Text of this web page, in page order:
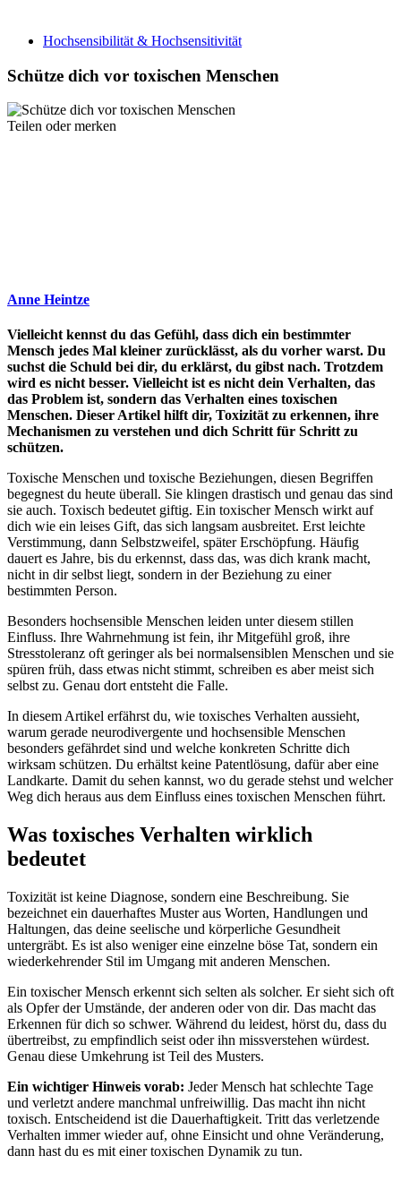
Hochsensibilität & Hochsensitivität
Schütze dich vor toxischen Menschen
Teilen oder merken
Anne Heintze
Vielleicht kennst du das Gefühl, dass dich ein bestimmter
Mensch jedes Mal kleiner zurücklässt, als du vorher warst. Du
suchst die Schuld bei dir, du erklärst, du gibst nach. Trotzdem
wird es nicht besser. Vielleicht ist es nicht dein Verhalten, das
das Problem ist, sondern das Verhalten eines toxischen
Menschen. Dieser Artikel hilft dir, Toxizität zu erkennen, ihre
Mechanismen zu verstehen und dich Schritt für Schritt zu
schützen.
Toxische Menschen und toxische Beziehungen, diesen Begriffen
begegnest du heute überall. Sie klingen drastisch und genau das sind
sie auch. Toxisch bedeutet giftig. Ein toxischer Mensch wirkt auf
dich wie ein leises Gift, das sich langsam ausbreitet. Erst leichte
Verstimmung, dann Selbstzweifel, später Erschöpfung. Häufig
dauert es Jahre, bis du erkennst, dass das, was dich krank macht,
nicht in dir selbst liegt, sondern in der Beziehung zu einer
bestimmten Person.
Besonders hochsensible Menschen leiden unter diesem stillen
Einfluss. Ihre Wahrnehmung ist fein, ihr Mitgefühl groß, ihre
Stresstoleranz oft geringer als bei normalsensiblen Menschen und sie
spüren früh, dass etwas nicht stimmt, schreiben es aber meist sich
selbst zu. Genau dort entsteht die Falle.
In diesem Artikel erfährst du, wie toxisches Verhalten aussieht,
warum gerade neurodivergente und hochsensible Menschen
besonders gefährdet sind und welche konkreten Schritte dich
wirksam schützen. Du erhältst keine Patentlösung, dafür aber eine
Landkarte. Damit du sehen kannst, wo du gerade stehst und welcher
Weg dich heraus aus dem Einfluss eines toxischen Menschen führt.
Was toxisches Verhalten wirklich
bedeutet
Toxizität ist keine Diagnose, sondern eine Beschreibung. Sie
bezeichnet ein dauerhaftes Muster aus Worten, Handlungen und
Haltungen, das deine seelische und körperliche Gesundheit
untergräbt. Es ist also weniger eine einzelne böse Tat, sondern ein
wiederkehrender Stil im Umgang mit anderen Menschen.
Ein toxischer Mensch erkennt sich selten als solcher. Er sieht sich oft
als Opfer der Umstände, der anderen oder von dir. Das macht das
Erkennen für dich so schwer. Während du leidest, hörst du, dass du
übertreibst, zu empfindlich seist oder ihn missverstehen würdest.
Genau diese Umkehrung ist Teil des Musters.
Ein wichtiger Hinweis vorab: Jeder Mensch hat schlechte Tage
und verletzt andere manchmal unfreiwillig. Das macht ihn nicht
toxisch. Entscheidend ist die Dauerhaftigkeit. Tritt das verletzende
Verhalten immer wieder auf, ohne Einsicht und ohne Veränderung,
dann hast du es mit einer toxischen Dynamik zu tun.